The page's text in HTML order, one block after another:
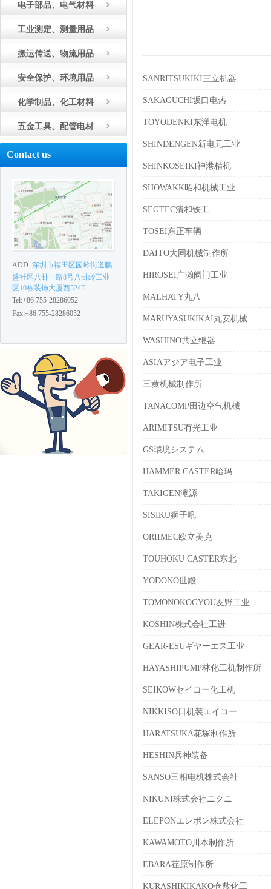
电子部品、电气材料
工业测定、测量用品
搬运传送、物流用品
安全保护、环境用品
化学制品、化工材料
五金工具、配管电材
Contact us
ADD: 深圳市福田区园岭街道鹏
盛社区八卦一路8号八卦岭工业
区10栋装饰大厦西524T
Tel:+86 755-28286052
Fax:+86 755-28286052
SANRITSUKIKI三立机器
SAKAGUCHI坂口电热
TOYODENKI东洋电机
SHINDENGEN新电元工业
SHINKOSEIKI神港精机
SHOWAKK昭和机械工业
SEGTEC清和铁工
TOSEI东正车辆
DAITO大同机械制作所
HIROSEI广濑阀门工业
MALHATY丸八
MARUYASUKIKAI丸安机械
WASHINO共立继器
ASIAアジア电子工业
三黄机械制作所
TANACOMP田边空气机械
ARIMITSU有光工业
GS環境システム
HAMMER CASTER哈玛
TAKIGEN滝源
SISIKU狮子吼
ORIIMEC欧立美克
TOUHOKU CASTER东北
YODONO世殿
TOMONOKOGYOU友野工业
KOSHIN株式会社工进
GEAR-ESUギヤーエス工业
HAYASHIPUMP林化工机制作所
SEIKOWセイコー化工机
NIKKISO日机装エイコー
HARATSUKA花塚制作所
HESHIN兵神装备
SANSO三相电机株式会社
NIKUNI株式会社ニクニ
ELEPONエレポン株式会社
KAWAMOTO川本制作所
EBARA荏原制作所
KURASHIKIKAKO仓敷化工